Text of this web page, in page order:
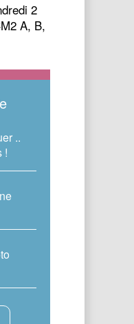
2
A, B,
..
!